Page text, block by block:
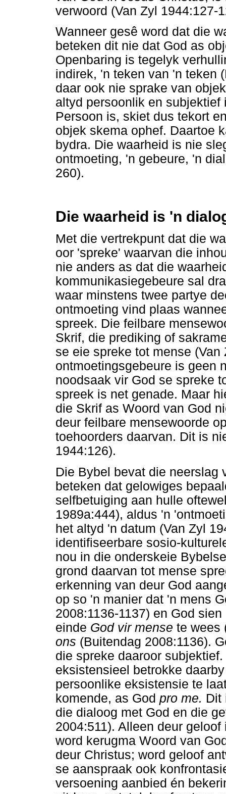
verwoord (Van Zyl 1944:127-
Wanneer gesê word dat die
beteken dit nie dat God as
Openbaring is tegelyk
indirek, 'n teken van 'n teken
daar ook nie sprake van
altyd persoonlik en
Persoon is, skiet dus tekort
objek skema ophef. Daartoe
bydra. Die waarheid is nie
ontmoeting, 'n gebeure, 'n
260).
Die waarheid is 'n
Met die vertrekpunt dat die
oor 'spreke' waarvan die
nie anders as dat die
kommunikasiegebeure sal
waar minstens twee partye
ontmoeting vind plaas
spreek. Die feilbare
Skrif, die prediking of
se eie spreke tot mense
ontmoetingsgebeure is geen
noodsaak vir God se spreke
spreek is net genade. Maar
die Skrif as Woord van God
deur feilbare mensewoorde
toehoorders daarvan. Dit is
1944:126).
Die Bybel bevat die neerslag
beteken dat gelowiges
selfbetuiging aan hulle
1989a:444), aldus 'n
het altyd 'n datum (Van Zyl
identifiseerbare sosio-
nou in die onderskeie
grond daarvan tot mense
erkenning van deur God
op so 'n manier dat 'n mens
2008:1136-1137) en God
einde God vir mense te wees
ons (Buitendag 2008:1136).
die spreke daaroor
eksistensieel betrokke
persoonlike eksistensie te
komende, as God pro me. Dit
die dialoog met God en die
2004:511). Alleen deur
word kerugma Woord van
deur Christus; word geloof
se aanspraak ook
versoening aanbied én